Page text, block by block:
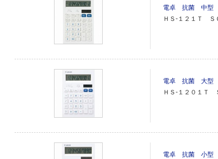
電卓 抗菌 中型
ＨＳ‐１２１Ｔ Ｓ
電卓 抗菌 大型
ＨＳ‐１２０１Ｔ
電卓 抗菌 小型